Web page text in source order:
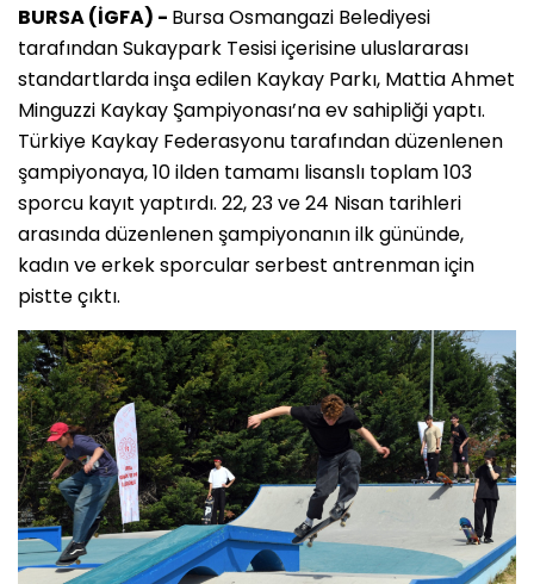
BURSA (İGFA) - Bursa Osmangazi Belediyesi
tarafından Sukaypark Tesisi içerisine uluslararası
standartlarda inşa edilen Kaykay Parkı, Mattia Ahmet
Minguzzi Kaykay Şampiyonası’na ev sahipliği yaptı.
Türkiye Kaykay Federasyonu tarafından düzenlenen
şampiyonaya, 10 ilden tamamı lisanslı toplam 103
sporcu kayıt yaptırdı. 22, 23 ve 24 Nisan tarihleri
arasında düzenlenen şampiyonanın ilk gününde,
kadın ve erkek sporcular serbest antrenman için
pistte çıktı.